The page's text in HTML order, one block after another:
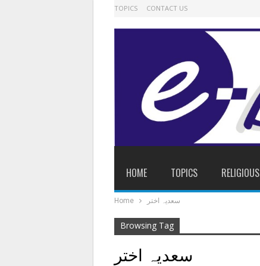
TOPICS CONTACT US
HOME TOPICS RELIGIOUS
Home سعدیہ اختر
Browsing Tag
سعدیہ اختر